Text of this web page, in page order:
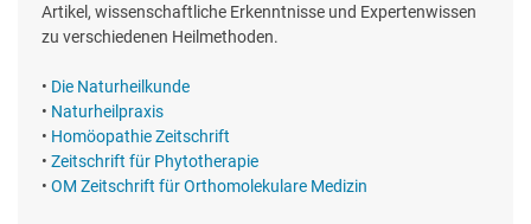
Artikel, wissenschaftliche Erkenntnisse und Expertenwissen
zu verschiedenen Heilmethoden.
• Die Naturheilkunde
• Naturheilpraxis
• Homöopathie Zeitschrift
• Zeitschrift für Phytotherapie
• OM Zeitschrift für Orthomolekulare Medizin